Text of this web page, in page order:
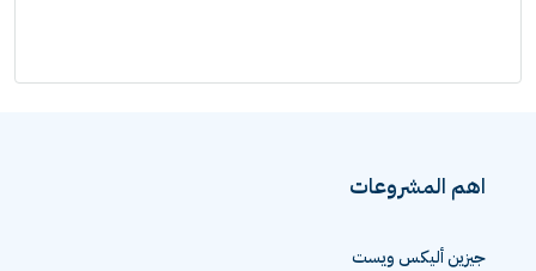
اهم المشروعات
جيزين أليكس ويست